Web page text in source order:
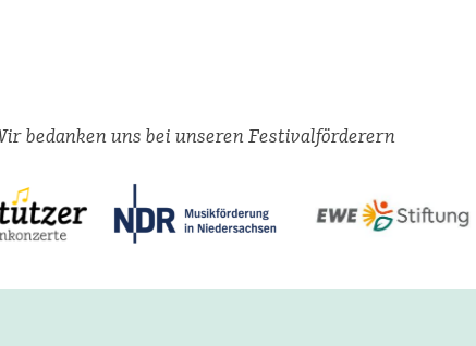
bedanken uns bei unseren Festivalförderern